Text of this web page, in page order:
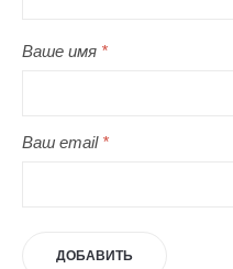
Ваше имя *
Ваш email *